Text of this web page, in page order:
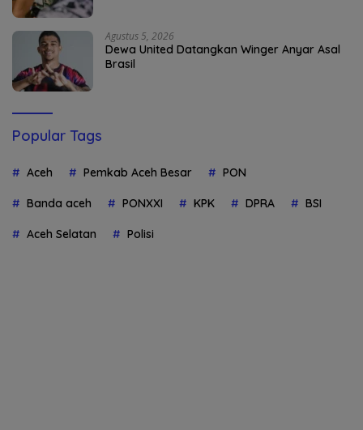
Agustus 5, 2026
Dewa United Datangkan Winger Anyar Asal
Brasil
Popular Tags
Aceh Pemkab Aceh Besar PON
Banda aceh PONXXI KPK DPRA BSI
Aceh Selatan Polisi